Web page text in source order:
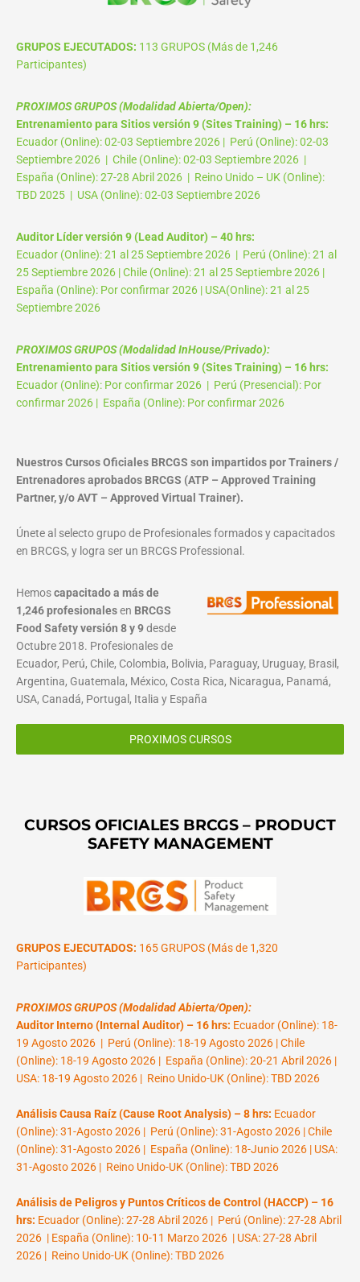
GRUPOS EJECUTADOS: 113 GRUPOS (Más de 1,246
Participantes)
PROXIMOS GRUPOS (Modalidad Abierta/Open):
Entrenamiento para Sitios versión 9 (Sites Training) – 16 hrs:
Ecuador (Online): 02-03 Septiembre 2026 | Perú (Online): 02-03
Septiembre 2026 | Chile (Online): 02-03 Septiembre 2026 |
España (Online): 27-28 Abril 2026 | Reino Unido – UK (Online):
TBD 2025 | USA (Online): 02-03 Septiembre 2026
Auditor Líder versión 9 (Lead Auditor) – 40 hrs:
Ecuador (Online): 21 al 25 Septiembre 2026 | Perú (Online): 21 al
25 Septiembre 2026 | Chile (Online): 21 al 25 Septiembre 2026 |
España (Online): Por confirmar 2026 | USA(Online): 21 al 25
Septiembre 2026
PROXIMOS GRUPOS (Modalidad InHouse/Privado):
Entrenamiento para Sitios versión 9 (Sites Training) – 16 hrs:
Ecuador (Online): Por confirmar 2026 | Perú (Presencial): Por
confirmar 2026 | España (Online): Por confirmar 2026
Nuestros Cursos Oficiales BRCGS son impartidos por Trainers /
Entrenadores aprobados BRCGS (ATP – Approved Training
Partner, y/o AVT – Approved Virtual Trainer).
Únete al selecto grupo de Profesionales formados y capacitados
en BRCGS, y logra ser un BRCGS Professional.
Hemoscapacitado a más de
1,246 profesionalesen BRCGS
Food Safety versión 8 y 9desde
Octubre 2018. Profesionales de
Ecuador, Perú, Chile, Colombia, Bolivia, Paraguay, Uruguay, Brasil,
Argentina, Guatemala, México, Costa Rica, Nicaragua, Panamá,
USA, Canadá, Portugal, Italia y España
PROXIMOS CURSOS
CURSOS OFICIALES BRCGS – PRODUCT
SAFETY MANAGEMENT
GRUPOS EJECUTADOS: 165 GRUPOS (Más de 1,320
Participantes)
PROXIMOS GRUPOS (Modalidad Abierta/Open):
Auditor Interno (Internal Auditor) – 16 hrs: Ecuador (Online): 18-
19 Agosto 2026 | Perú (Online): 18-19 Agosto 2026 | Chile
(Online): 18-19 Agosto 2026 | España (Online): 20-21 Abril 2026 |
USA: 18-19 Agosto 2026 | Reino Unido-UK (Online): TBD 2026
Análisis Causa Raíz (Cause Root Analysis) – 8 hrs: Ecuador
(Online): 31-Agosto 2026 | Perú (Online): 31-Agosto 2026 | Chile
(Online): 31-Agosto 2026 | España (Online): 18-Junio 2026 | USA:
31-Agosto 2026 | Reino Unido-UK (Online): TBD 2026
Análisis de Peligros y Puntos Críticos de Control (HACCP) – 16
hrs: Ecuador (Online): 27-28 Abril 2026 | Perú (Online): 27-28 Abril
2026 | España (Online): 10-11 Marzo 2026 | USA: 27-28 Abril
2026 | Reino Unido-UK (Online): TBD 2026